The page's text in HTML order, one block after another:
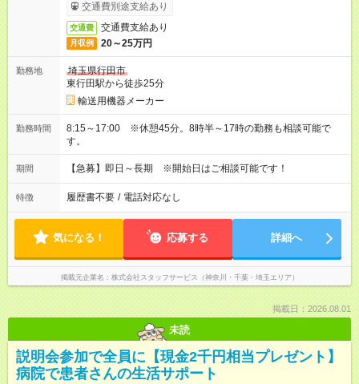
交通費別途支給あり
交通費 交通費支給あり
月収例 20～25万円
勤務地
埼玉県行田市
東行田駅から徒歩25分
輸送用機器メーカー
勤務時間
8:15～17:00 ※休憩45分。8時半～17時の勤務も相談可能で
す。
期間 【急募】即日～長期 ※開始日はご相談可能です！
特徴 履歴書不要 / 電話対応なし
気になる！ 応募する 詳細へ
掲載元企業名 株式会社スタッフサービス（神奈川・千葉・埼玉エリア）
掲載日：2026.08.01
未読
説明会参加で全員に【現金2千円相当プレゼント】
病院で患者さんの生活サポート